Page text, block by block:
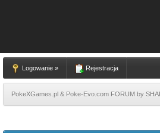
Logowanie » Rejestracja
PokeXGames.pl & Poke-Evo.com FORUM by